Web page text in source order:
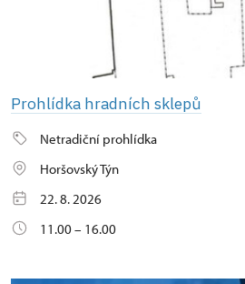
Prohlídka hradních sklepů
Netradiční prohlídka
Horšovský Týn
22. 8. 2026
11.00 – 16.00